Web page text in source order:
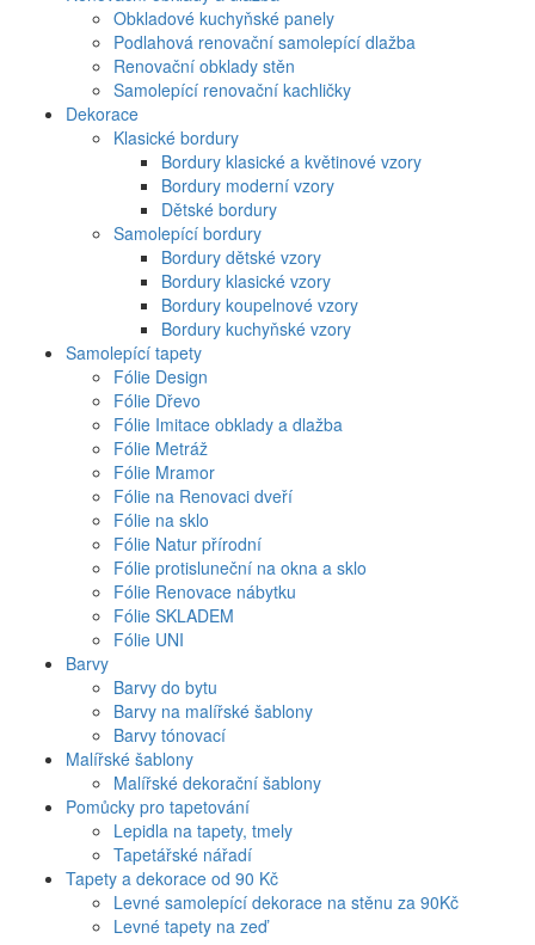
Obkladové kuchyňské panely
Podlahová renovační samolepící dlažba
Renovační obklady stěn
Samolepící renovační kachličky
Dekorace
Klasické bordury
Bordury klasické a květinové vzory
Bordury moderní vzory
Dětské bordury
Samolepící bordury
Bordury dětské vzory
Bordury klasické vzory
Bordury koupelnové vzory
Bordury kuchyňské vzory
Samolepící tapety
Fólie Design
Fólie Dřevo
Fólie Imitace obklady a dlažba
Fólie Metráž
Fólie Mramor
Fólie na Renovaci dveří
Fólie na sklo
Fólie Natur přírodní
Fólie protisluneční na okna a sklo
Fólie Renovace nábytku
Fólie SKLADEM
Fólie UNI
Barvy
Barvy do bytu
Barvy na malířské šablony
Barvy tónovací
Malířské šablony
Malířské dekorační šablony
Pomůcky pro tapetování
Lepidla na tapety, tmely
Tapetářské nářadí
Tapety a dekorace od 90 Kč
Levné samolepící dekorace na stěnu za 90Kč
Levné tapety na zeď